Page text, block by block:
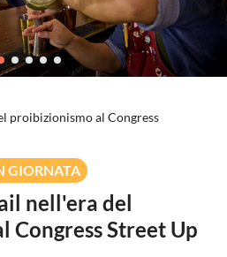
proibizionismo al Congress
GIORNATA
nell'era del
Congress Street Up